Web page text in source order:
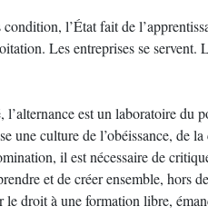
l’État fait de
Les entreprises se servent.
est un laboratoire du
une culture de l’obéissance, de
il est nécessaire de
et de créer ensemble, hors
le droit à une formation libre,